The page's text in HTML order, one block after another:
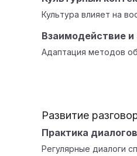
Культура влияет на
Взаимодействие
Адаптация методов
Развитие
Практика диалогов
Регулярные диалоги